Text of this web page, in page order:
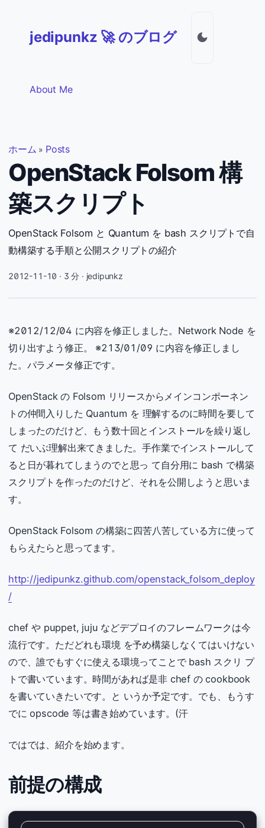
jedipunkz 🚀 のブログ
About Me
ホーム » Posts
OpenStack Folsom 構
築スクリプト
OpenStack Folsom と Quantum を bash スクリプトで自
動構築する手順と公開スクリプトの紹介
2012-11-10 · 3 分 · jedipunkz
※2012/12/04 に内容を修正しました。Network Node を
切り出すよう修正。 ※213/01/09 に内容を修正しまし
た。パラメータ修正です。
OpenStack の Folsom リリースからメインコンポーネン
トの仲間入りした Quantum を 理解するのに時間を要して
しまったのだけど、もう数十回とインストールを繰り返し
て だいぶ理解出来てきました。手作業でインストールして
ると日が暮れてしまうのでと思っ て自分用に bash で構築
スクリプトを作ったのだけど、それを公開しようと思いま
す。
OpenStack Folsom の構築に四苦八苦している方に使って
もらえたらと思ってます。
http://jedipunkz.github.com/openstack_folsom_deploy
/
chef や puppet, juju などデプロイのフレームワークは今
流行です。ただどれも環境 を予め構築しなくてはいけない
ので、誰でもすぐに使える環境ってことで bash スクリ プ
トで書いています。時間があれば是非 chef の cookbook
を書いていきたいです。と いうか予定です。でも、もうす
でに opscode 等は書き始めています。(汗
ではでは、紹介を始めます。
前提の構成